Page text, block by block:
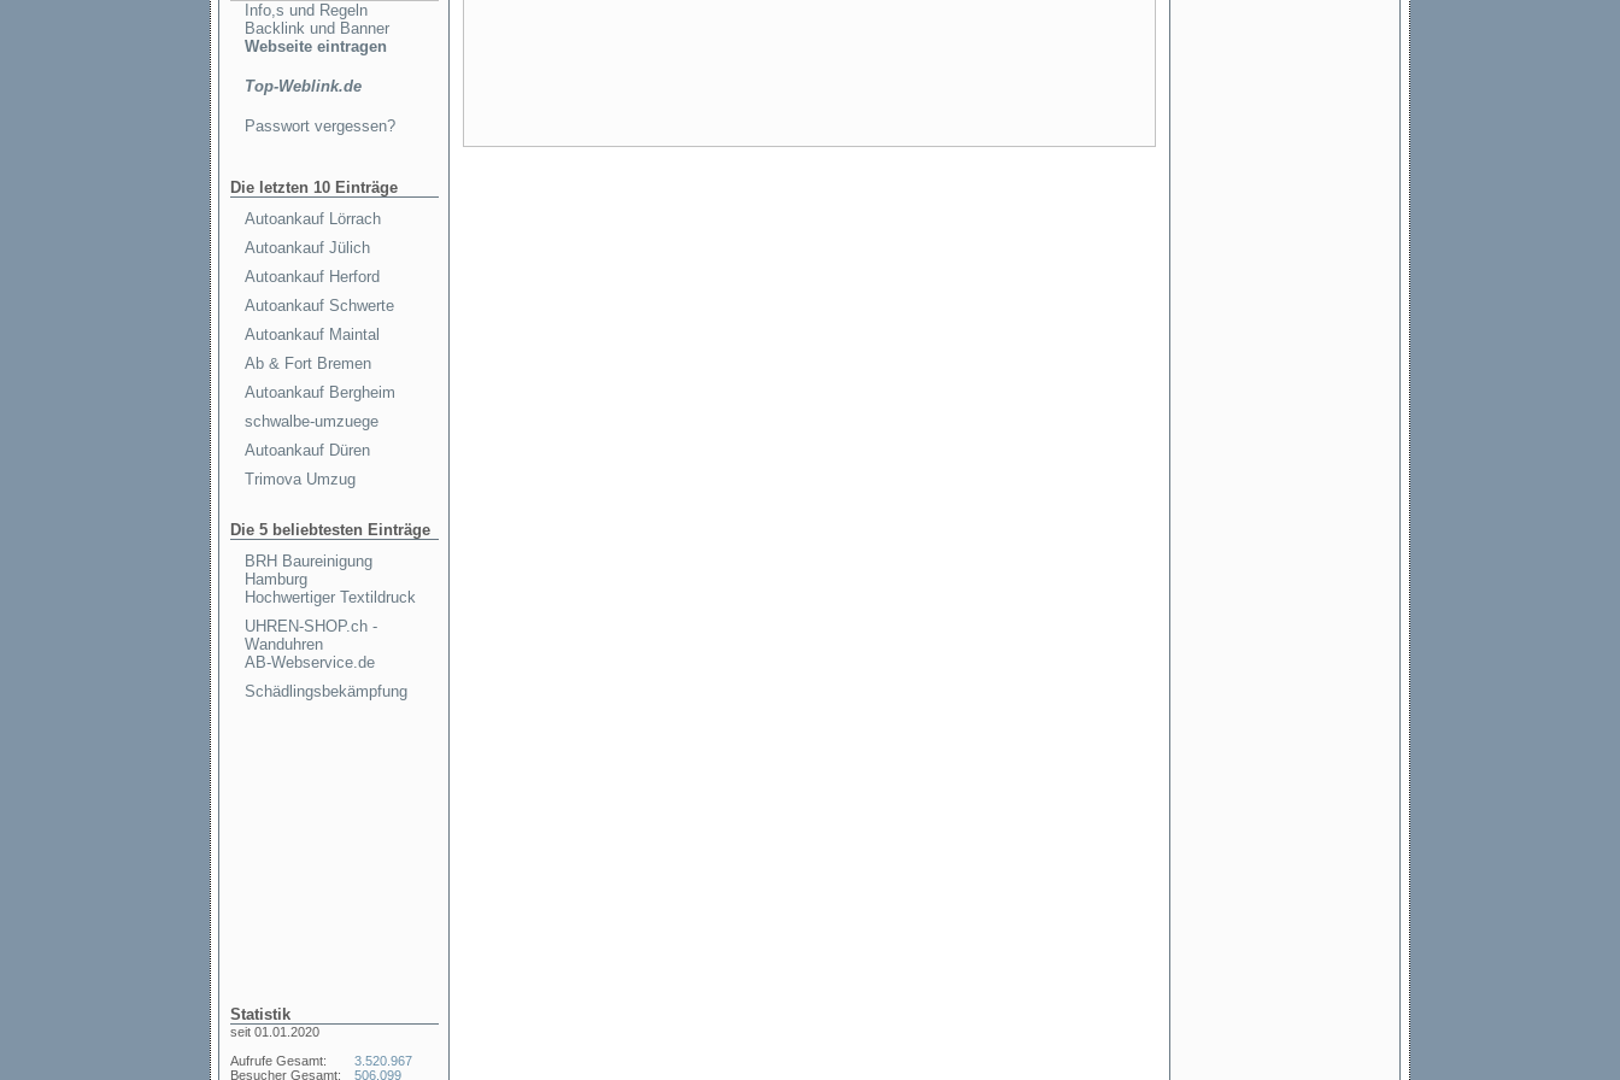
Info,s und Regeln
Backlink und Banner
Webseite eintragen
Top-Weblink.de
Passwort vergessen?
Die letzten 10 Einträge
Autoankauf Lörrach
Autoankauf Jülich
Autoankauf Herford
Autoankauf Schwerte
Autoankauf Maintal
Ab & Fort Bremen
Autoankauf Bergheim
schwalbe-umzuege
Autoankauf Düren
Trimova Umzug
Die 5 beliebtesten Einträge
BRH Baureinigung
Hamburg
Hochwertiger Textildruck
UHREN-SHOP.ch -
Wanduhren
AB-Webservice.de
Schädlingsbekämpfung
Statistik
seit 01.01.2020
Aufrufe Gesamt:
Besucher Gesamt:
3.520.967
506.099